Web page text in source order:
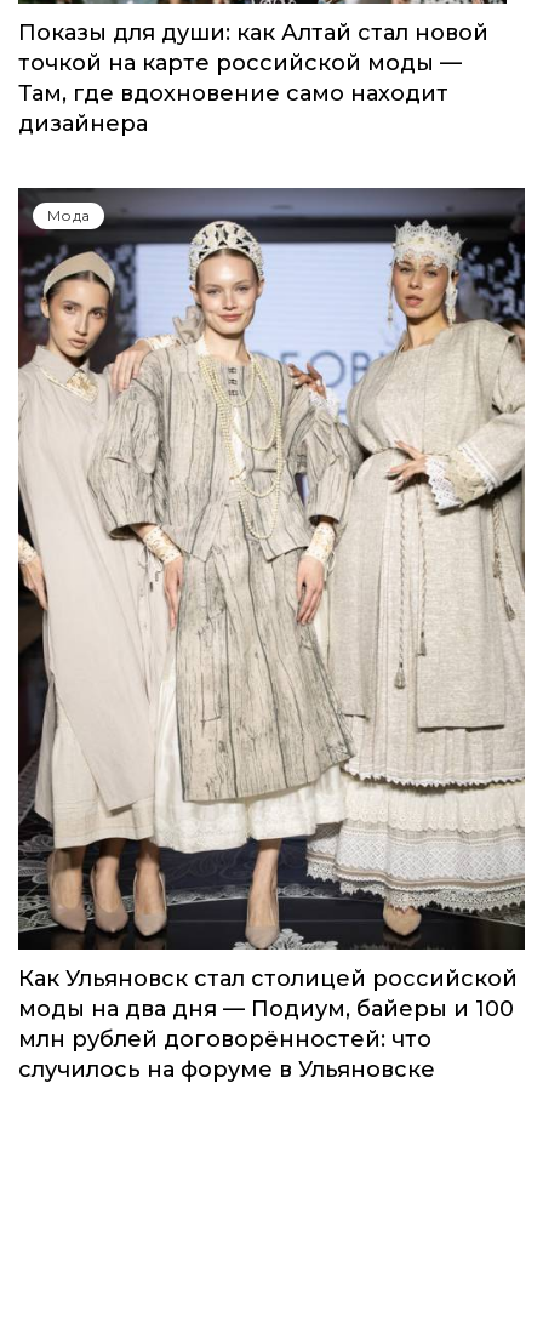
Показы для души: как Алтай стал новой
точкой на карте российской моды —
Там, где вдохновение само находит
дизайнера
Мода
Как Ульяновск стал столицей российской
моды на два дня — Подиум, байеры и 100
млн рублей договорённостей: что
случилось на форуме в Ульяновске